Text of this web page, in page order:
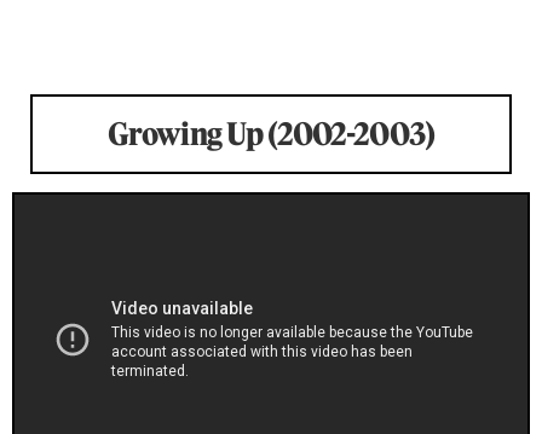
Growing Up (2002-2003)